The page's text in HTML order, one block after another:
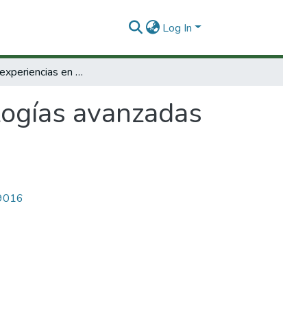
Log In
políticas y experiencias en tecnologías avanzadas en América Latina.
avanzadas